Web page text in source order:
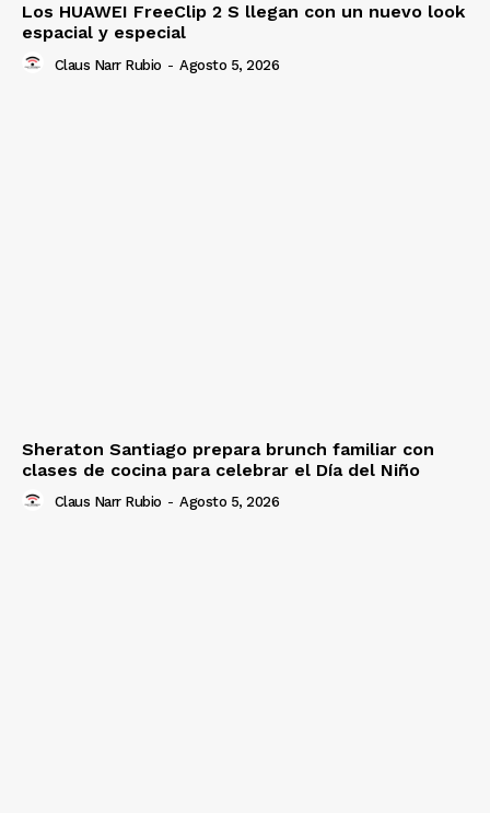
Los HUAWEI FreeClip 2 S llegan con un nuevo look
espacial y especial
Claus Narr Rubio - Agosto 5, 2026
Sheraton Santiago prepara brunch familiar con
clases de cocina para celebrar el Día del Niño
Claus Narr Rubio - Agosto 5, 2026